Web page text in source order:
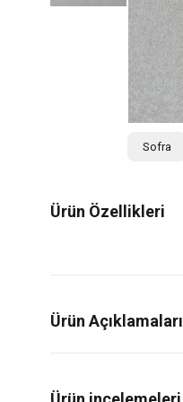
Sofra
Ürün Özellikleri
Ürün Açıklamaları